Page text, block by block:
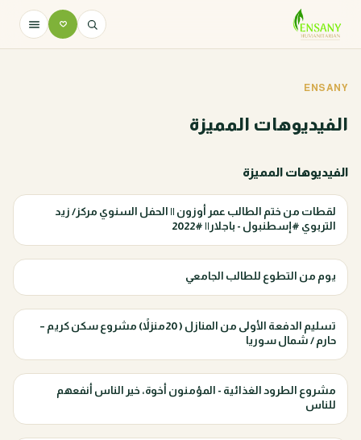
ENSANY
الفيديوهات المميزة
الفيديوهات المميزة
لقطات من ختم الطالب عمر أوزون || الحفل السنوي مركز/ زيد
التربوي #إسطنبول - باجلار|| #2022
يوم من التطوع للطالب الجامعي
تسليم الدفعة الأولى من المنازل ( 20منزلاً) مشروع سكن كريم –
حارم / شمال سوريا
مشروع الطرود الغذائية - المؤمنون أخوة، خير الناس أنفعهم
للناس